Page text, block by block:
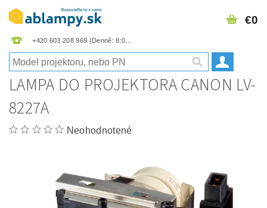
+420 603 208 969
€0
LAMPA DO PROJEKTORA CANON LV-
8227A
Neohodnotené